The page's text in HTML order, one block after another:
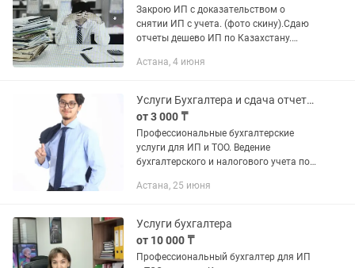
Закрою ИП с доказательством о
снятии ИП с учета. (фото скину).Сдаю
отчеты дешево ИП по Казахстану.
разных ситуациях. Закрытие ИП от
Астана, 4 июня
Услуги Бухгалтера и сдача отчетов
от 3 000 ₸
Профессиональные бухгалтерские
услуги для ИП и ТОО. Ведение
бухгалтерского и налогового учета под
налогообложения. Сдача всей
с...
Астана, 25 июня
Услуги бухгалтера
от 10 000 ₸
Профессиональный бухгалтер для ИП